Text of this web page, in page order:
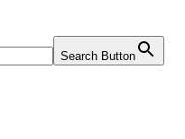
Search Button